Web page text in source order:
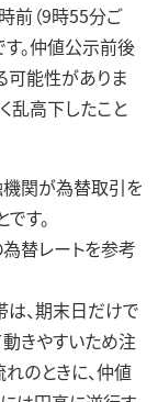
（9時55分ご
。仲値公示前後
可能性がありま
乱高下したこと
機関が為替取引を
す。
替レートを参考
、期末日だけで
動きやすいため注
のときに、仲値